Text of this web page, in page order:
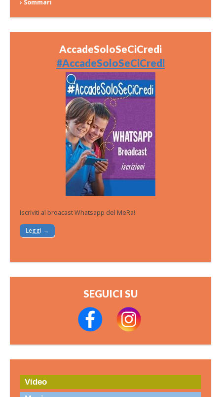
› Sommari
AccadeSoloSeCiCredi
#AccadeSoloSeCiCredi
Iscriviti al broacast Whatsapp del MeRa!
Leggi →
SEGUICI SU
Video